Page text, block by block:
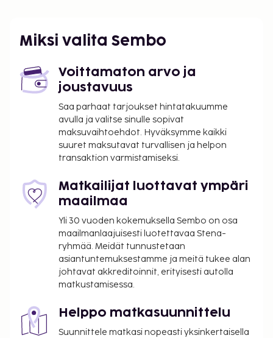
Miksi valita Sembo
Voittamaton arvo ja
joustavuus
Saa parhaat tarjoukset hintatakuumme
avulla ja valitse sinulle sopivat
maksuvaihtoehdot. Hyväksymme kaikki
suuret maksutavat turvallisen ja helpon
transaktion varmistamiseksi.
Matkailijat luottavat ympäri
maailmaa
Yli 30 vuoden kokemuksella Sembo on osa
maailmanlaajuisesti luotettavaa Stena-
ryhmää. Meidät tunnustetaan
asiantuntemuksestamme ja meitä tukee alan
johtavat akkreditoinnit, erityisesti autolla
matkustamisessa.
Helppo matkasuunnittelu
Suunnittele matkasi nopeasti yksinkertaisella